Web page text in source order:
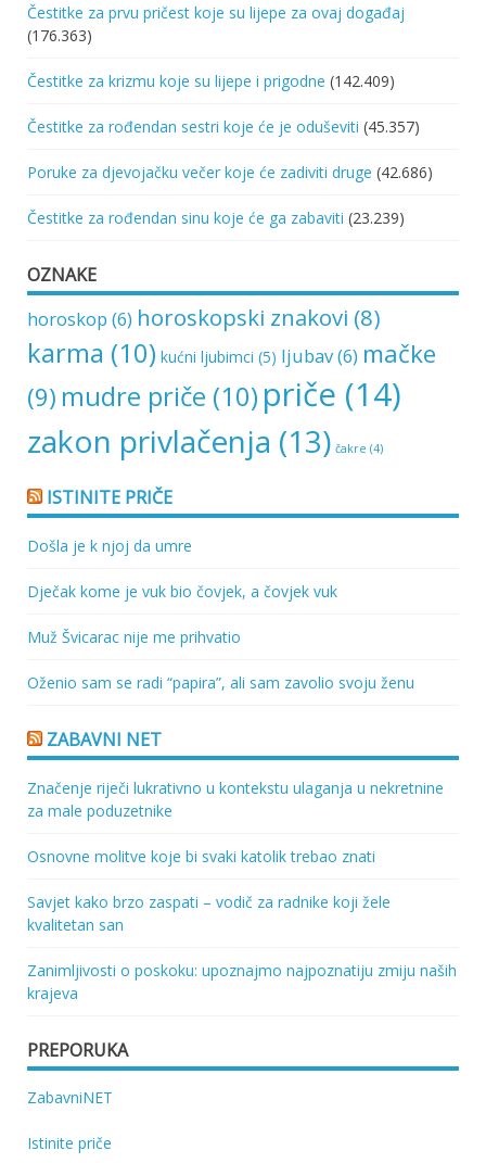
Čestitke za prvu pričest koje su lijepe za ovaj događaj
(176.363)
Čestitke za krizmu koje su lijepe i prigodne (142.409)
Čestitke za rođendan sestri koje će je oduševiti (45.357)
Poruke za djevojačku večer koje će zadiviti druge (42.686)
Čestitke za rođendan sinu koje će ga zabaviti (23.239)
OZNAKE
horoskop (6) horoskopski znakovi (8)
karma (10) kućni ljubimci (5) ljubav(6) mačke
(9) mudre priče (10) priče (14)
zakon privlačenja (13) čakre (4)
ISTINITE PRIČE
Došla je k njoj da umre
Dječak kome je vuk bio čovjek, a čovjek vuk
Muž Švicarac nije me prihvatio
Oženio sam se radi “papira”, ali sam zavolio svoju ženu
ZABAVNI NET
Značenje riječi lukrativno u kontekstu ulaganja u nekretnine
za male poduzetnike
Osnovne molitve koje bi svaki katolik trebao znati
Savjet kako brzo zaspati – vodič za radnike koji žele
kvalitetan san
Zanimljivosti o poskoku: upoznajmo najpoznatiju zmiju naših
krajeva
PREPORUKA
ZabavniNET
Istinite priče